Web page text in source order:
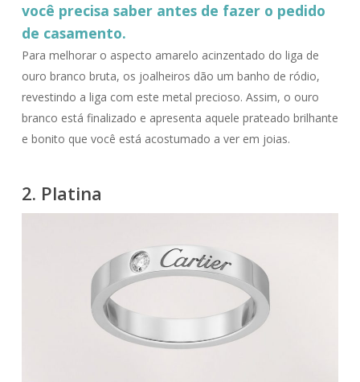
você precisa saber antes de fazer o pedido
de casamento.
Para melhorar o aspecto amarelo acinzentado do liga de
ouro branco bruta, os joalheiros dão um banho de ródio,
revestindo a liga com este metal precioso. Assim, o ouro
branco está finalizado e apresenta aquele prateado brilhante
e bonito que você está acostumado a ver em joias.
2. Platina